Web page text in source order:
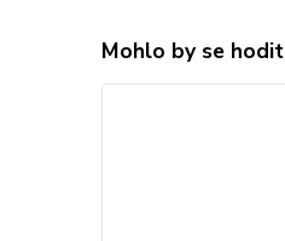
Mohlo by se hodit